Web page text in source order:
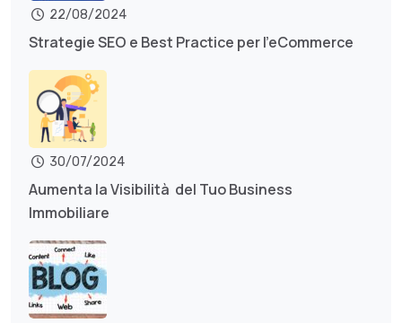
22/08/2024
Strategie SEO e Best Practice per l’eCommerce
30/07/2024
Aumenta la Visibilità del Tuo Business
Immobiliare